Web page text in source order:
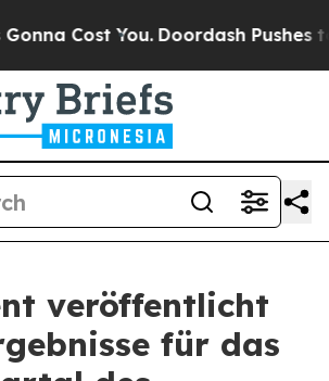
Doordash Pushes to End DC’s
veröffentlicht
für das